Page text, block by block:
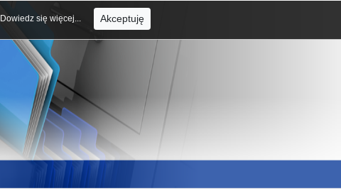
Dowiedz się więcej... Akceptuję